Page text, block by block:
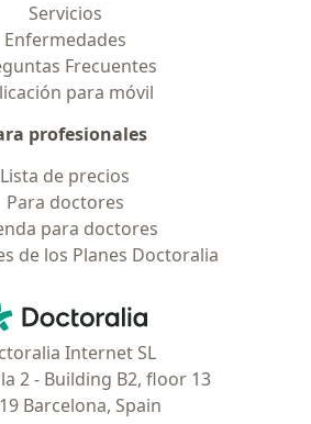
Servicios
Enfermedades
Frecuentes
para móvil
profesionales
Lista de precios
Para doctores
para doctores
de los Planes Doctoralia
Doctoralia - Página de inicio
Internet SL
2 - Building B2, floor 13
Barcelona, Spain